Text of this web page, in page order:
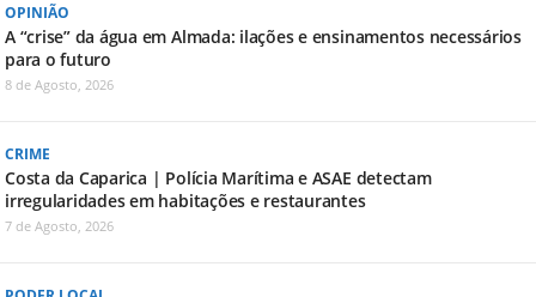
OPINIÃO
A “crise” da água em Almada: ilações e ensinamentos necessários
para o futuro
8 de Agosto, 2026
CRIME
Costa da Caparica | Polícia Marítima e ASAE detectam
irregularidades em habitações e restaurantes
7 de Agosto, 2026